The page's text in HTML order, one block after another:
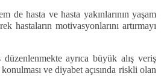
de hasta ve hasta yakınlarının yaşam
motivasyonlarını artırmayı
ayrıca büyük alış veriş
ve diyabet açısında riskli olan